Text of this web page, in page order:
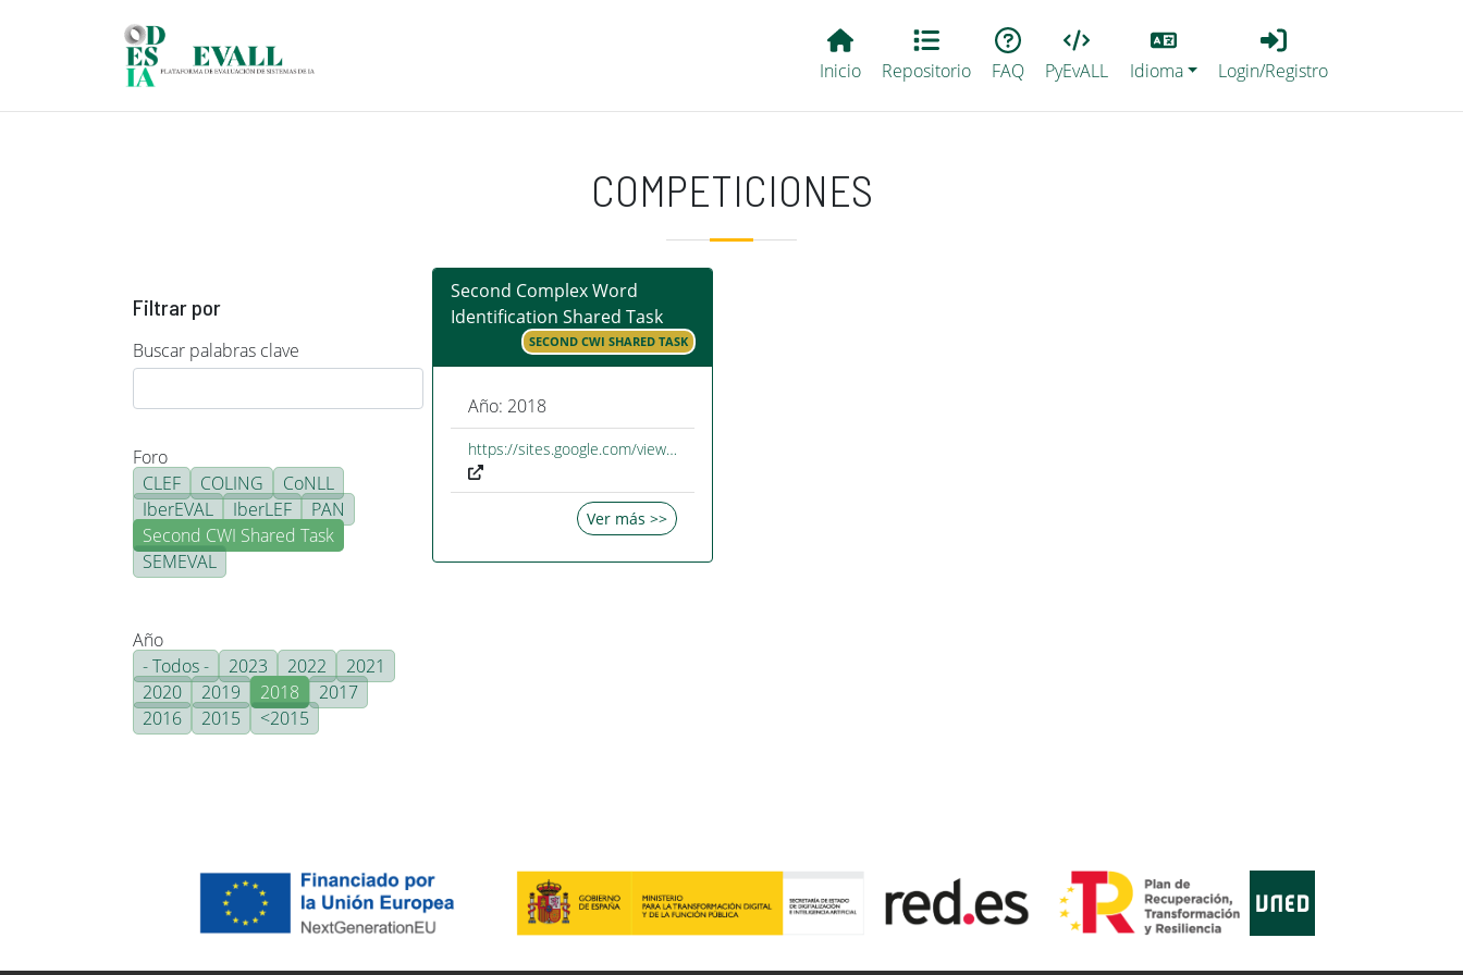
Main EvALL
Inicio Repositorio FAQ PyEvALL
Lang
Idioma
Login_Registro
Login/Registro
COMPETICIONES
Filtrar por
Buscar palabras clave
Foro
CLEF
COLING
CoNLL
IberEVAL
IberLEF
PAN
Second CWI Shared Task
SEMEVAL
Año
- Todos -
2023 2022
2021
2020
2019 2018
2017
2016
2015 <2015
Second Complex Word
Identification Shared Task
SECOND CWI SHARED TASK
Año: 2018
https://sites.google.com/view…
Ver más >>